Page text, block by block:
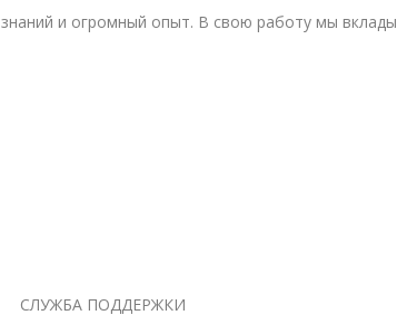
и огромный опыт. В свою работу мы
СЛУЖБА ПОДДЕРЖКИ